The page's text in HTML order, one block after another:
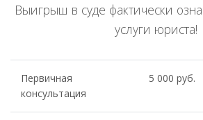
Выигрыш в суде фактически
услуги юриста!
Первичная
консультация
5 000 руб.